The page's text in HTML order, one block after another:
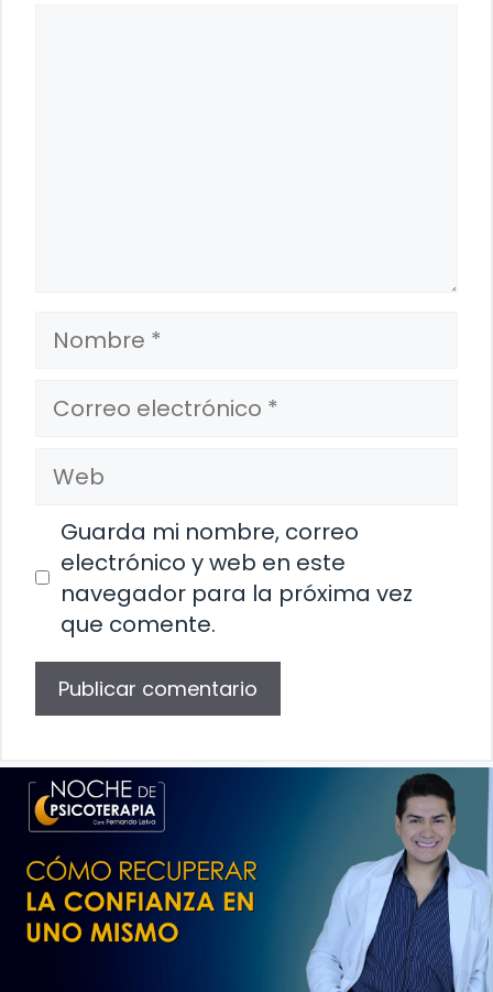
Nombre
Correo
electrónico
Web
Guarda mi nombre, correo
electrónico y web en este
navegador para la próxima vez
que comente.